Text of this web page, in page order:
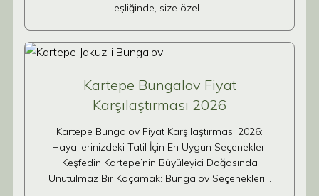
eşliğinde, size özel…
Kartepe Bungalov Fiyat
Karşılaştırması 2026
Kartepe Bungalov Fiyat Karşılaştırması 2026:
Hayallerinizdeki Tatil İçin En Uygun Seçenekleri
Keşfedin Kartepe’nin Büyüleyici Doğasında
Unutulmaz Bir Kaçamak: Bungalov Seçenekleri…